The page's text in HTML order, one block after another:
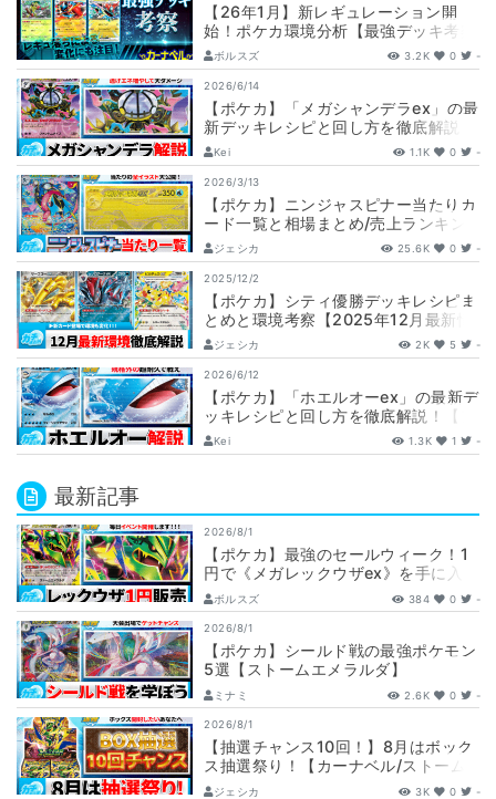
【26年1月】新レギュレーション開
始！ポケカ環境分析【最強デッキ考察
】ボルスズ 3.2K 0 -
2026/6/14
【ポケカ】「メガシャンデラex」の最
新デッキレシピと回し方を徹底解説！
【アビスアイ】
Kei 1.1K 0 -
2026/3/13
【ポケカ】ニンジャスピナー当たりカ
ード一覧と相場まとめ/売上ランキン
グTOP10も発表【相場/MUR排出率/
パ…
ジェシカ 25.6K 0 -
2025/12/2
【ポケカ】シティ優勝デッキレシピま
とめと環境考察【2025年12月最新情
報】(サーフゴーex/宝石バレット/リ…
ジェシカ 2K 5 -
2026/6/12
【ポケカ】「ホエルオーex」の最新デ
ッキレシピと回し方を徹底解説！【ア
ビスアイ】
Kei 1.3K 1 -
最新記事
2026/8/1
【ポケカ】最強のセールウィーク！1
円で《メガレックウザex》を手に入れ
ろ！！【カーナベルSALE】
ボルスズ 384 0 -
2026/8/1
【ポケカ】シールド戦の最強ポケモン
5選【ストームエメラルダ】
ミナミ 2.6K 0 -
2026/8/1
【抽選チャンス10回！】8月はボック
ス抽選祭り！【カーナベル/ストーム
エメラルダ】
ジェシカ 3K 0 -